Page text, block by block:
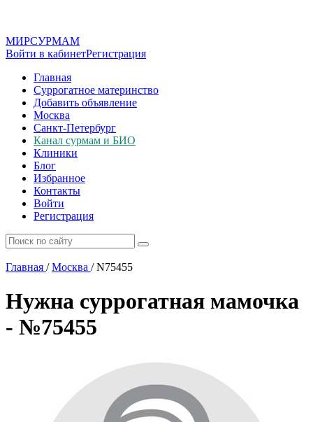
МИРСУРМАМ
Войти в кабинетРегистрация
Главная
Суррогатное материнство
Добавить объявление
Москва
Санкт-Петербург
Канал сурмам и БИО
Клиники
Блог
Избранное
Контакты
Войти
Регистрация
Главная / Москва /N75455
Нужна суррогатная мамочка
- №75455